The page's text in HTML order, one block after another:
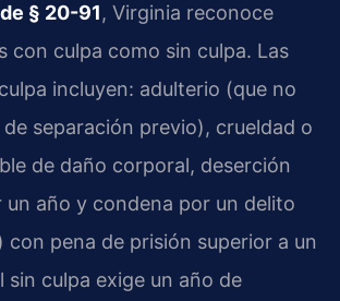
§ 20-91, Virginia reconoce
con culpa como sin culpa. Las
incluyen: adulterio (que no
separación previo), crueldad o
de daño corporal, deserción
año y condena por un delito
con pena de prisión superior a un
sin culpa exige un año de